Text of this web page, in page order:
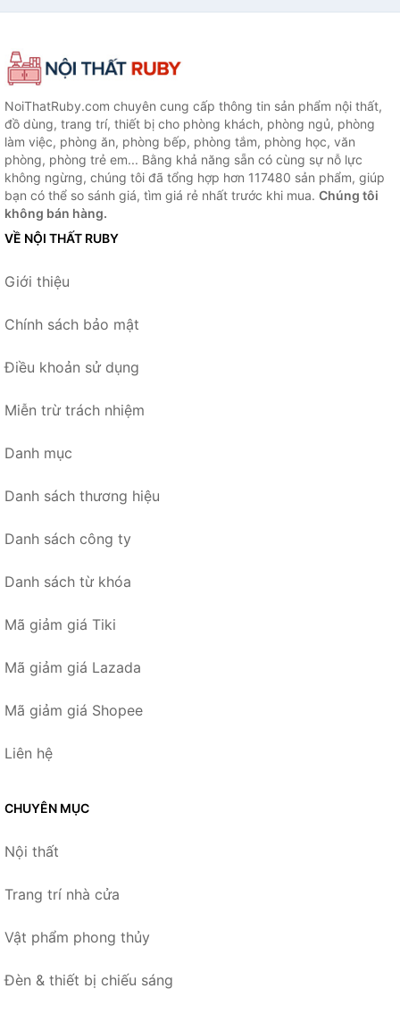
NoiThatRuby.com chuyên cung cấp thông tin sản phẩm nội thất,
đồ dùng, trang trí, thiết bị cho phòng khách, phòng ngủ, phòng
làm việc, phòng ăn, phòng bếp, phòng tắm, phòng học, văn
phòng, phòng trẻ em... Bằng khả năng sẵn có cùng sự nỗ lực
không ngừng, chúng tôi đã tổng hợp hơn 117480 sản phẩm, giúp
bạn có thể so sánh giá, tìm giá rẻ nhất trước khi mua. Chúng tôi
không bán hàng.
VỀ NỘI THẤT RUBY
Giới thiệu
Chính sách bảo mật
Điều khoản sử dụng
Miễn trừ trách nhiệm
Danh mục
Danh sách thương hiệu
Danh sách công ty
Danh sách từ khóa
Mã giảm giá Tiki
Mã giảm giá Lazada
Mã giảm giá Shopee
Liên hệ
CHUYÊN MỤC
Nội thất
Trang trí nhà cửa
Vật phẩm phong thủy
Đèn & thiết bị chiếu sáng